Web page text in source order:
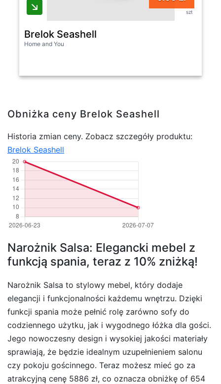
szt
Brelok Seashell
Home and You
Obniżka ceny Brelok Seashell
Historia zmian ceny. Zobacz szczegóły produktu:
Brelok Seashell
Narożnik Salsa: Elegancki mebel z
funkcją spania, teraz z 10% zniżką!
Narożnik Salsa to stylowy mebel, który dodaje
elegancji i funkcjonalności każdemu wnętrzu. Dzięki
funkcji spania może pełnić rolę zarówno sofy do
codziennego użytku, jak i wygodnego łóżka dla gości.
Jego nowoczesny design i wysokiej jakości materiały
sprawiają, że będzie idealnym uzupełnieniem salonu
czy pokoju gościnnego. Teraz możesz mieć go za
atrakcyjną cenę 5886 zł, co oznacza obniżkę of 654